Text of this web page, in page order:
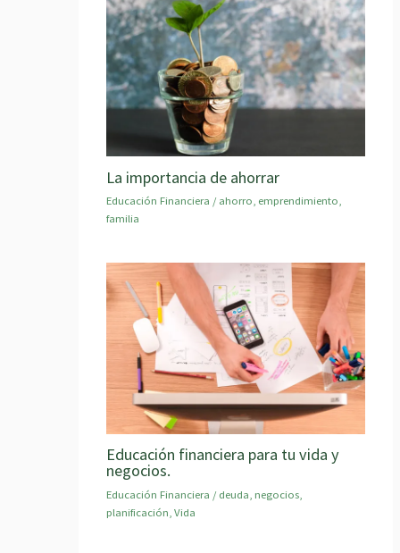
La importancia de ahorrar
Educación Financiera / ahorro emprendimiento
familia
Educación financiera para tu vida y
negocios.
Educación Financiera / deuda negocios
planificación ,Vida